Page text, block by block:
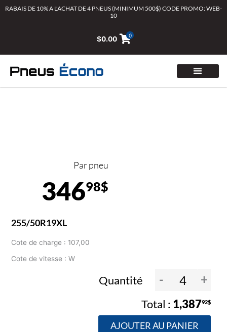
AllerRABAIS DE 10% A L’ACHAT DE 4 PNEUS (MINIMUM 500$) CODE PROMO: WEB-
10
$0.00 0
Par pneu
34698$
255/50R19XL
Cote de charge : 107,00
Cote de vitesse : W
Quantité - +
1,38792$
AJOUTER AU PANIER